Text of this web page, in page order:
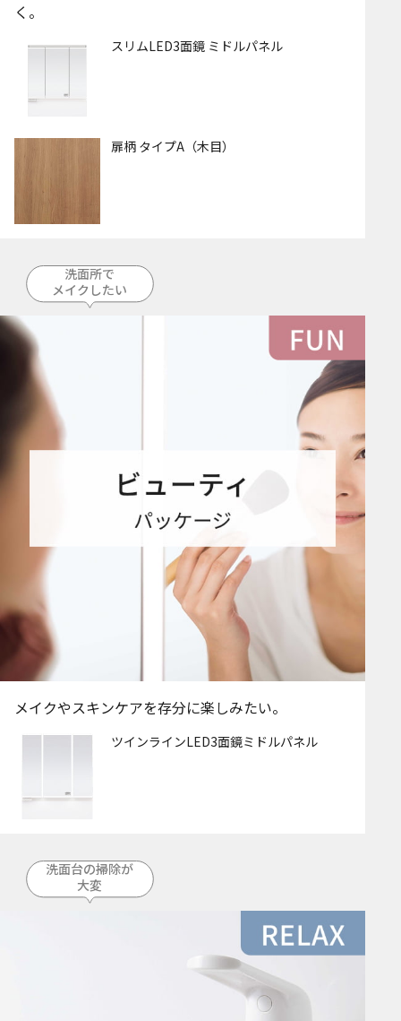
く。
スリムLED3面鏡 ミドルパネル
扉柄 タイプA（木目）
洗面所で
メイクしたい
メイクやスキンケアを存分に楽しみたい。
ツインラインLED3面鏡ミドルパネル
洗面台の掃除が
大変